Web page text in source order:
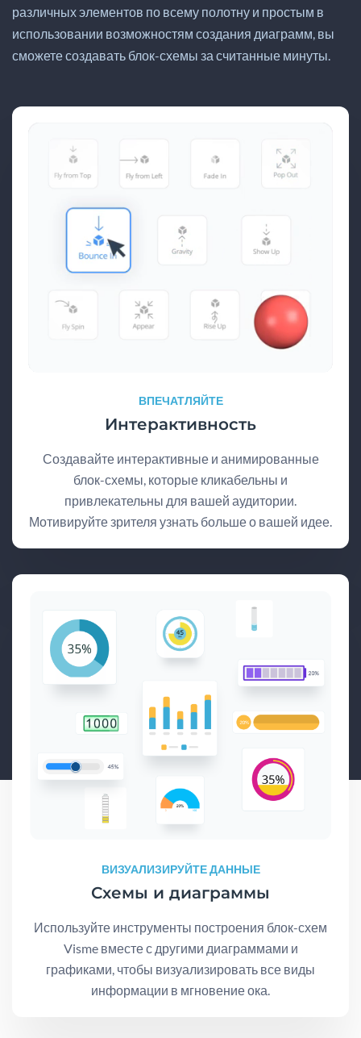
различных элементов по всему полотну и простым в
использовании возможностям создания диаграмм, вы
сможете создавать блок-схемы за считанные минуты.
ВПЕЧАТЛЯЙТЕ
Интерактивность
Создавайте интерактивные и анимированные
блок-схемы, которые кликабельны и
привлекательны для вашей аудитории.
Мотивируйте зрителя узнать больше о вашей идее.
ВИЗУАЛИЗИРУЙТЕ ДАННЫЕ
Схемы и диаграммы
Используйте инструменты построения блок-схем
Visme вместе с другими диаграммами и
графиками, чтобы визуализировать все виды
информации в мгновение ока.